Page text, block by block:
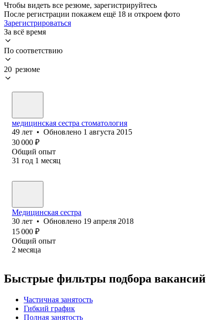
Чтобы видеть все резюме, зарегистрируйтесь
После регистрации покажем ещё 18 и откроем фото
Зарегистрироваться
За всё время
По соответствию
20 резюме
медицинская сестра стоматология
49 лет • Обновлено 1 августа 2015
30 000 ₽
Общий опыт
31 год 1 месяц
Медицинская сестра
30 лет • Обновлено 19 апреля 2018
15 000 ₽
Общий опыт
2 месяца
Быстрые фильтры подбора вакансий
Частичная занятость
Гибкий график
Полная занятость